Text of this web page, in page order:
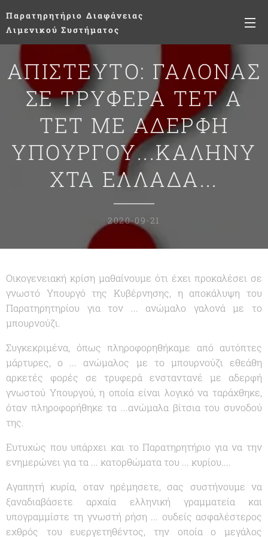
Παρατηρητήριο Διαφάνειας
Λιμενικού Συστήματος
ΑΠΙΣΤΕΥΤΟ: ΓΑΛΟΝΑΣ
ΣΕ ΤΡΥΦΕΡΑ ΤΕΤ Α
ΤΕΤ ΜΕ ΑΔΕΡΦΗ
ΥΠΟΥΡΓΟΥ...ΚΑΛΗΝΥ
ΧΤΑ ΕΛΛΑΔΑ...
2020-09-21
Οικογενειακή κρίση μαθαίνουμε ότι έχει προκαλέσει σε
γνωστό Υπουργό της Κυβέρνησης, η αποκάλυψη του
Παρατηρητηρίου για τον ... ανώμαλο γαλονά με το
μπουρνούζι.
Συγκεκριμένα, όπως πληροφορηθήκαμε από αυτόπτες
μάρτυρες, ο ... ανώμαλος με το μπουρνούζι εθεάθη
αρκετές φορές σε τρυφερά ενσταντανέ με αδερφή
γνωστού Υπουργού, η οποία είναι λογικό να ταράχθηκε,
όταν πληροφορήθηκε τα ...ανώμαλα βίτσια του συνοδού
της.
Ευτυχώς που υπάρχει και το Παρατηρητήριο για να την
ενημερώνει για τα ... κατορθώματα του ... κυρίου....
Αγαπητή κυρία, οταν ηρέμησετε, σας συστήνουμε να
ξαναδιαβάσετε αρχαία ελληνική γραμματεία και
υπογραμμίστε τη γνωστή ρήση ... ουδείς ασφαλέστερος
εχθρός του ευεργετηθέντος, την οποία ο μεγάλος